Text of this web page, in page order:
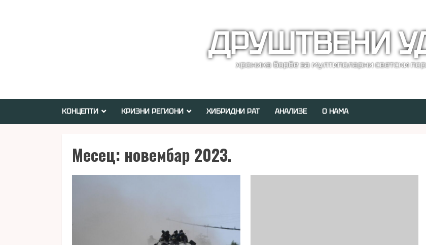
ДРУШТВЕНИ
хроника борбе за мултиполарни светски
КОНЦЕПТИ КРИЗНИ РЕГИОНИ ХИБРИДНИ РАТ АНАЛИЗЕ О НАМА
Месец: новембар 2023.